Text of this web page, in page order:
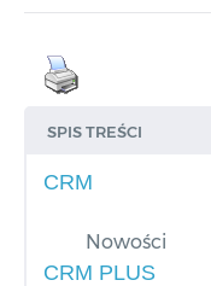
SPIS TREŚCI
CRM
Nowości
CRM PLUS